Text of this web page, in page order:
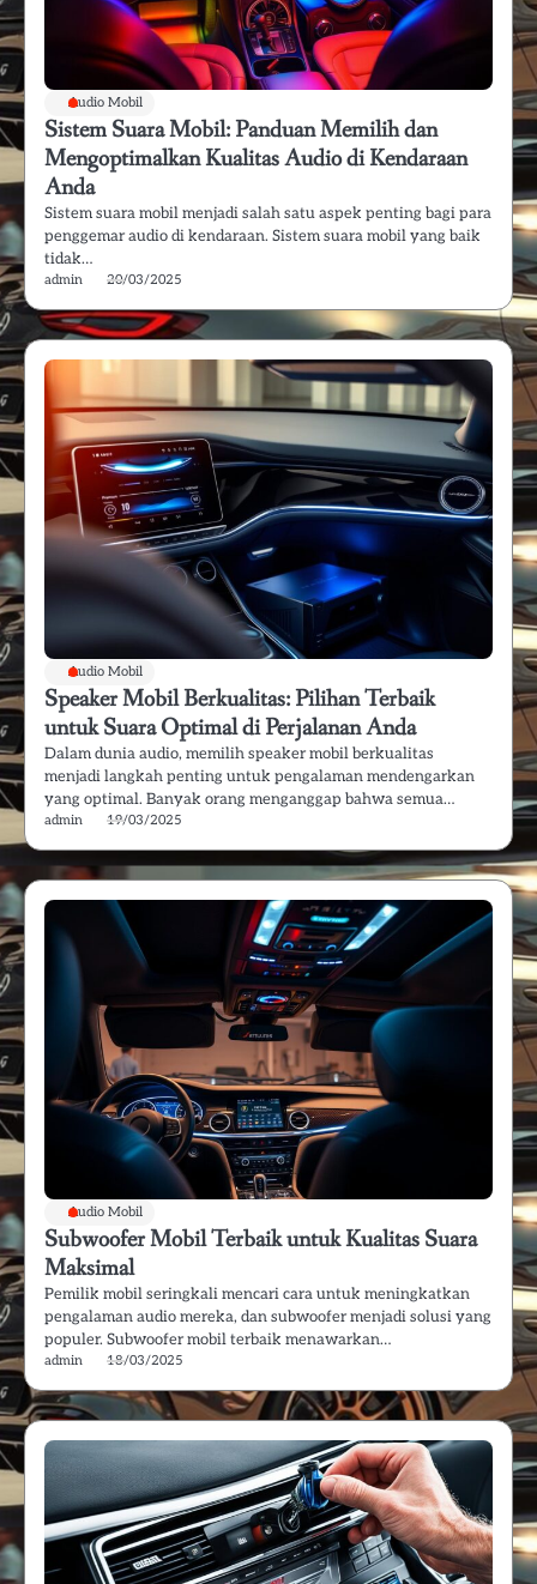
Audio Mobil
Sistem Suara Mobil: Panduan Memilih dan
Mengoptimalkan Kualitas Audio di Kendaraan
Anda
Sistem suara mobil menjadi salah satu aspek penting bagi para
penggemar audio di kendaraan. Sistem suara mobil yang baik
tidak…
admin 20/03/2025
Audio Mobil
Speaker Mobil Berkualitas: Pilihan Terbaik
untuk Suara Optimal di Perjalanan Anda
Dalam dunia audio, memilih speaker mobil berkualitas
menjadi langkah penting untuk pengalaman mendengarkan
yang optimal. Banyak orang menganggap bahwa semua…
admin 19/03/2025
Audio Mobil
Subwoofer Mobil Terbaik untuk Kualitas Suara
Maksimal
Pemilik mobil seringkali mencari cara untuk meningkatkan
pengalaman audio mereka, dan subwoofer menjadi solusi yang
populer. Subwoofer mobil terbaik menawarkan…
admin 18/03/2025